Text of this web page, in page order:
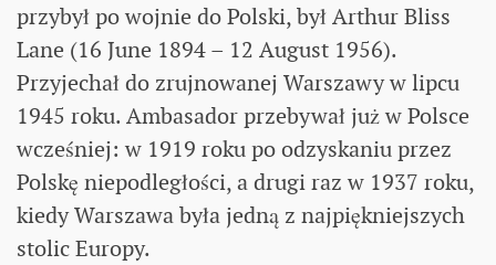
przybył po wojnie do Polski, był Arthur Bliss
Lane (16 June 1894 – 12 August 1956).
Przyjechał do zrujnowanej Warszawy w lipcu
1945 roku. Ambasador przebywał już w Polsce
wcześniej: w 1919 roku po odzyskaniu przez
Polskę niepodległości, a drugi raz w 1937 roku,
kiedy Warszawa była jedną z najpiękniejszych
stolic Europy.